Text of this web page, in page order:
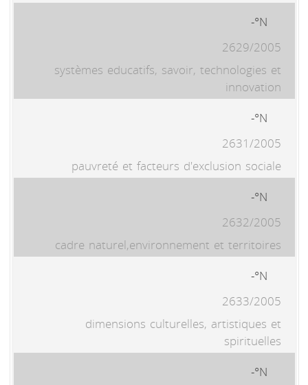
N°-
2629/2005
systèmes educatifs, savoir, technologies et
innovation
N°-
2631/2005
pauvreté et facteurs d'exclusion sociale
N°-
2632/2005
cadre naturel,environnement et territoires
N°-
2633/2005
dimensions culturelles, artistiques et
spirituelles
N°-